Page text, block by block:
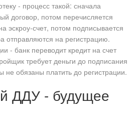
- процесс такой: сначала
договор, потом перечисляется
эскроу-счет, потом подписывается
отправляются на регистрацию.
- банк переводит кредит на счет
требует деньги до подписания
обязаны платить до регистрации.
ДДУ - будущее